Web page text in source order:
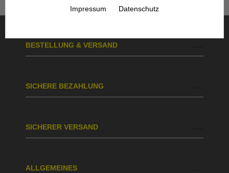
BESTELLUNG & VERSAND
SICHERE BEZAHLUNG
SICHERER VERSAND
ALLGEMEINES
Impressum Datenschutz